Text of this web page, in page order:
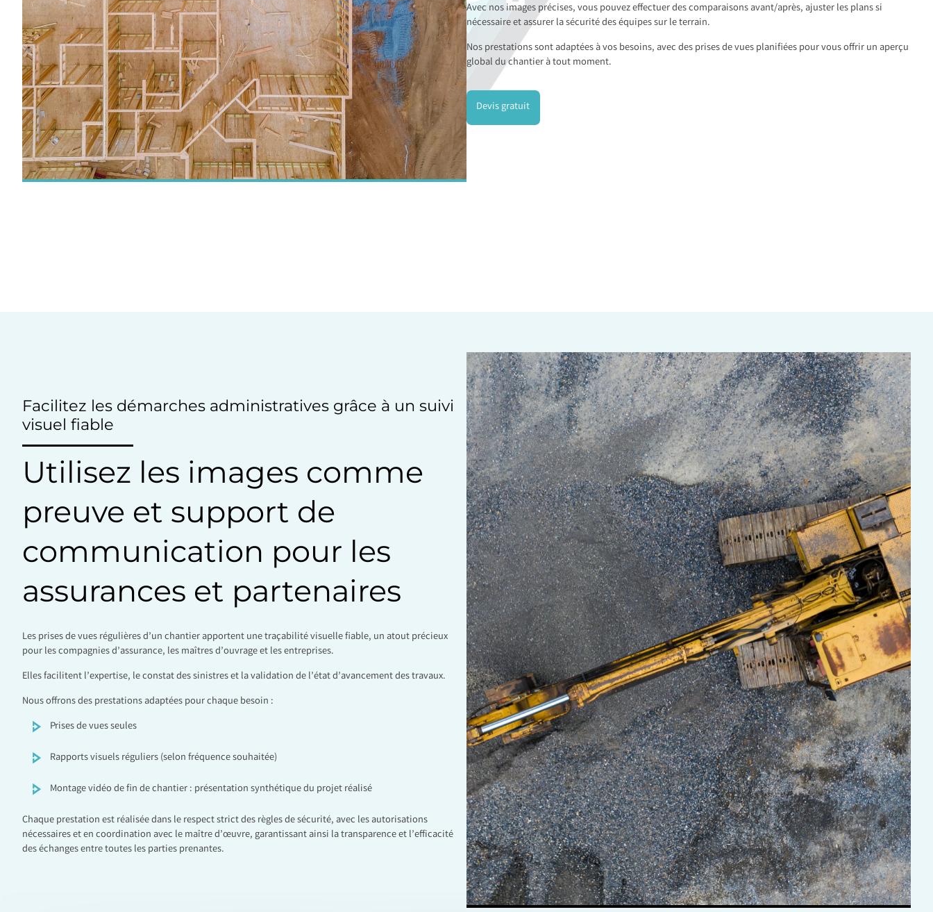
Avec nos images précises, vous pouvez effectuer des comparaisons avant/après, ajuster les plans si
nécessaire et assurer la sécurité des équipes sur le terrain.
Nos prestations sont adaptées à vos besoins, avec des prises de vues planifiées pour vous offrir un aperçu
global du chantier à tout moment.
Devis gratuit
Facilitez les démarches administratives grâce à un suivi
visuel fiable
Utilisez les images comme
preuve et support de
communication pour les
assurances et partenaires
Les prises de vues régulières d’un chantier apportent une traçabilité visuelle fiable, un atout précieux
pour les compagnies d’assurance, les maîtres d’ouvrage et les entreprises.
Elles facilitent l’expertise, le constat des sinistres et la validation de l’état d’avancement des travaux.
Nous offrons des prestations adaptées pour chaque besoin :
Prises de vues seules
Rapports visuels réguliers (selon fréquence souhaitée)
Montage vidéo de fin de chantier : présentation synthétique du projet réalisé
Chaque prestation est réalisée dans le respect strict des règles de sécurité, avec les autorisations
nécessaires et en coordination avec le maître d’œuvre, garantissant ainsi la transparence et l’efficacité
des échanges entre toutes les parties prenantes.